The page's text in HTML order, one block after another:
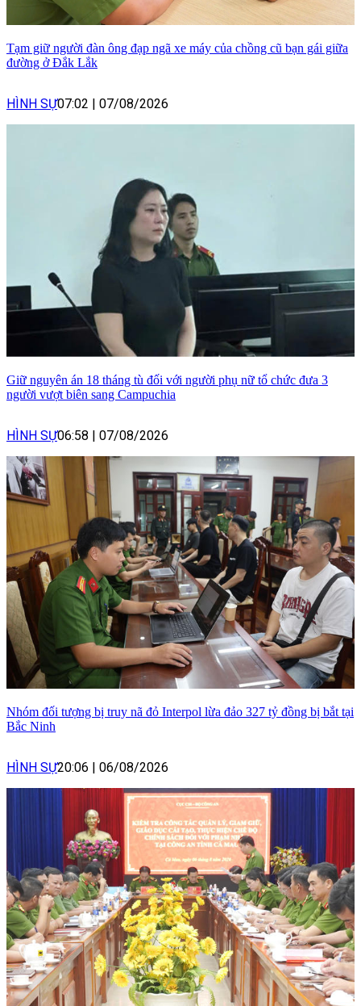
Tạm giữ người đàn ông đạp ngã xe máy của chồng cũ bạn gái giữa
đường ở Đắk Lắk
HÌNH SỰ07:02 | 07/08/2026
Giữ nguyên án 18 tháng tù đối với người phụ nữ tổ chức đưa 3
người vượt biên sang Campuchia
HÌNH SỰ06:58 | 07/08/2026
Nhóm đối tượng bị truy nã đỏ Interpol lừa đảo 327 tỷ đồng bị bắt tại
Bắc Ninh
HÌNH SỰ20:06 | 06/08/2026